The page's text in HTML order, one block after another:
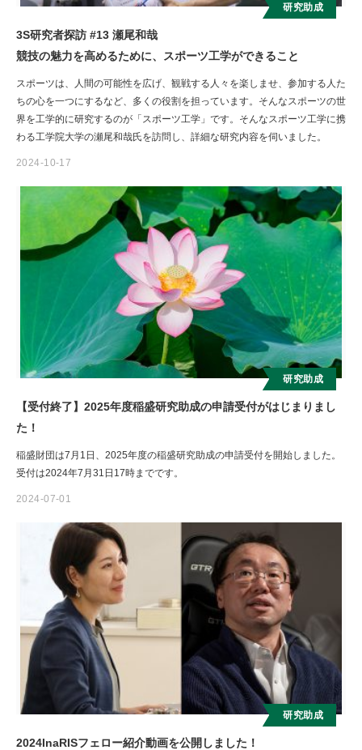
研究助成
3S研究者探訪 #13 瀬尾和哉
競技の魅力を高めるために、スポーツ工学ができること
スポーツは、人間の可能性を広げ、観戦する人々を楽しませ、参加する人た
ちの心を一つにするなど、多くの役割を担っています。そんなスポーツの世
界を工学的に研究するのが「スポーツ工学」です。そんなスポーツ工学に携
わる工学院大学の瀬尾和哉氏を訪問し、詳細な研究内容を伺いました。
2024-10-17
お知らせ
研究助成
【受付終了】2025年度稲盛研究助成の申請受付がはじまりまし
た！
稲盛財団は7月1日、2025年度の稲盛研究助成の申請受付を開始しました。
受付は2024年7月31日17時までです。
2024-07-01
お知らせ
研究助成
2024InaRISフェロー紹介動画を公開しました！